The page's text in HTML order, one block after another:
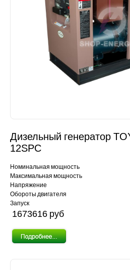
Дизельный генератор
12SPC
Номинальная мощность
Максимальная мощность
Напряжение
Обороты двигателя
Запуск
1673616 pуб